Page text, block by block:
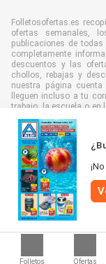
Folletos Ofertas
Folletosofertas.es
ofertas semanales,
publicaciones de
completamente
descuentos y las
chollos, rebajas y
nuestra página
lleguen incluso a tu
trabajo, la escuela o en
manera digital
ayudar al medioambiente.
Todos los
Términos y